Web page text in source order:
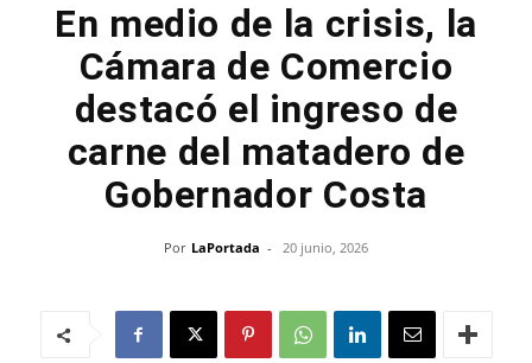
En medio de la crisis, la
Cámara de Comercio
destacó el ingreso de
carne del matadero de
Gobernador Costa
Por LaPortada - 20 junio, 2026